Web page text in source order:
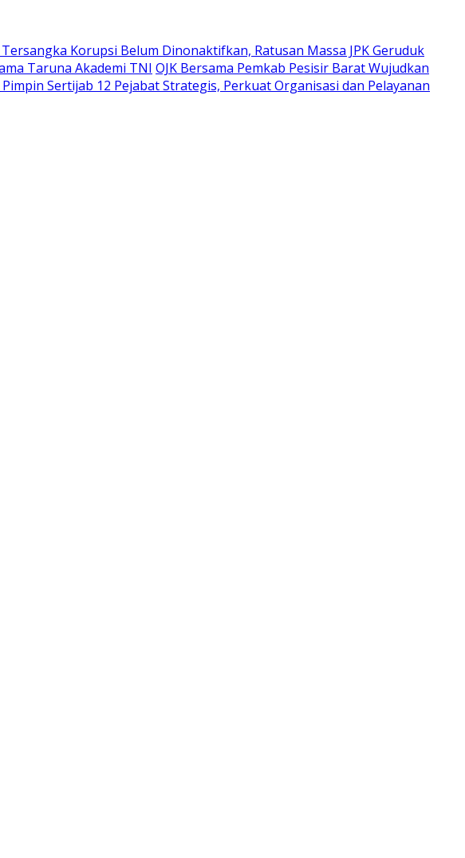
Tersangka Korupsi Belum Dinonaktifkan, Ratusan Massa JPK Geruduk
Taruna Akademi TNI OJK Bersama Pemkab Pesisir Barat Wujudkan
Sertijab 12 Pejabat Strategis, Perkuat Organisasi dan Pelayanan